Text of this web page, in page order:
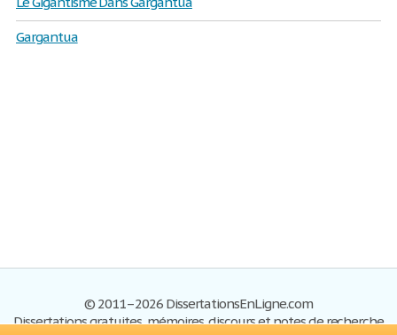
Gargantua
© 2011–2026 DissertationsEnLigne.com
Dissertations gratuites, mémoires, discours et notes de recherche